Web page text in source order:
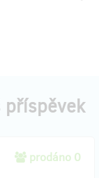
příspěvek
prodáno 0